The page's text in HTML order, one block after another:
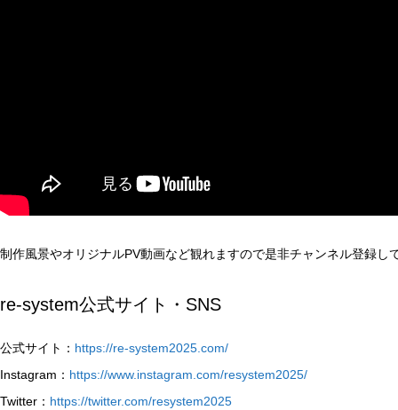
制作風景やオリジナルPV動画など観れますので是非チャンネル登録し
re-system公式サイト・SNS
公式サイト： https://re-system2025.com/
Instagram： https://www.instagram.com/resystem2025/
Twitter： https://twitter.com/resystem2025